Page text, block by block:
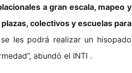
a gran escala, mapeo y
colectivos y escuelas para
les podrá realizar un hisopado
abundó el INTI .